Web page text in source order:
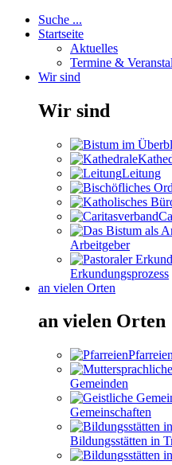
Suche ...
Startseite
Aktuelles
Termine &
Wir sind
Wir sind
Leitung
Arbeitgeber
Erkundungsprozess
an vielen Orten
an vielen Orten
Pfarreien
Gemeinden
Gemeinschaften
Bildungsstätten in